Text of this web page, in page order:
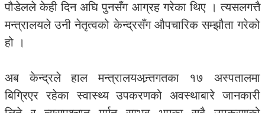
पौडेलले केही दिन अघि पुनसँग आग्रह गरेका थिए । त्यसलगत्तै
मन्त्रालयले उनी नेतृत्वको केन्द्रसँग औपचारिक सम्झौता गरेको
हो ।
अब केन्द्रले हाल मन्त्रालयअन्र्तगतका १७ अस्पतालमा
बिग्रिएर रहेका स्वास्थ्य उपकरणको अवस्थाबारे जानकारी